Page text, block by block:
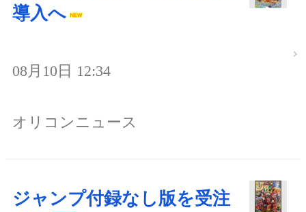
導入へ
08月10日 12:34
オリコンニュース
ジャンプ付録なし版を受注